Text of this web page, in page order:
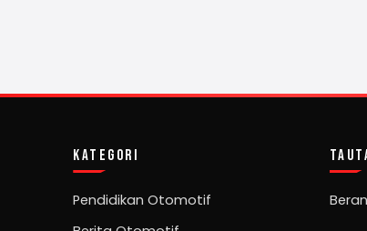
KATEGORI
Pendidikan Otomotif